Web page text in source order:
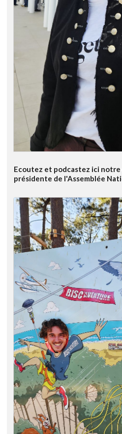
Ecoutez et podcastez ici
présidente de l'Assemblée